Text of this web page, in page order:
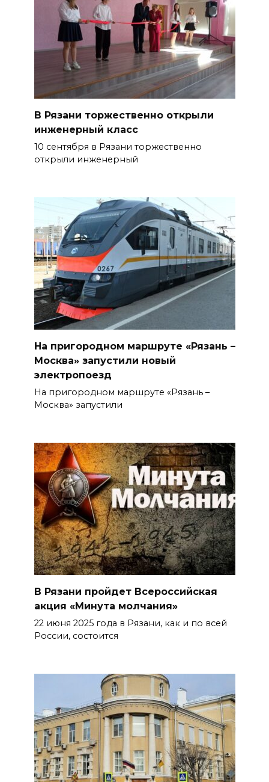
В Рязани торжественно открыли
инженерный класс
10 сентября в Рязани торжественно
открыли инженерный
На пригородном маршруте «Рязань –
Москва» запустили новый
электропоезд
На пригородном маршруте «Рязань –
Москва» запустили
В Рязани пройдет Всероссийская
акция «Минута молчания»
22 июня 2025 года в Рязани, как и по всей
России, состоится